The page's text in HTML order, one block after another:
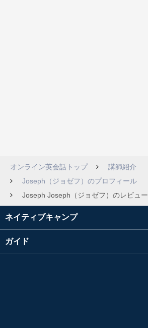
オンライン英会話トップ
講師紹介
Joseph（ジョゼフ）のプロフィール
Joseph Joseph（ジョゼフ）のレビュー
ネイティブキャンプ
ガイド